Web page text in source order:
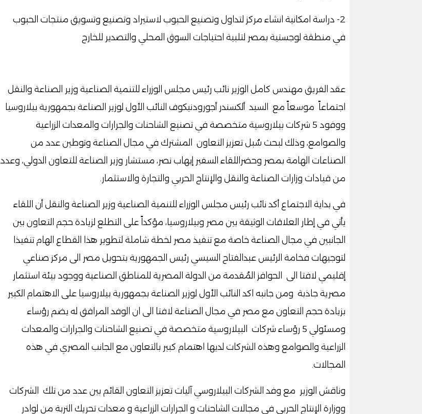
2- دراسة امكانية انشاء مركز لتداول وتصنيع الحبوب لاستيراد وتصنيع وتسويق منتجات الحبوب
في منطقة لوجستية بمصر لتلبية احتياجات السوق المحلي والتصدير للخارج
عقد الفريق مهندس كامل الوزير نائب رئيس مجلس الوزراء للتنمية الصناعية وزير الصناعة والنقل
اجتماعاً موسعاً مع السيد ألكسندر أجورودنيكوف النائب الأول لوزير الصناعة بجمهورية بيلاروسيا
ووفود 5 شركات بيلاروسية متخصصة في تصنيع الشاحنات والجرارات والمعدات الزراعية
والصوامع، وذلك لبحث سُبل تعزيز التعاون المشترك في مجال الصناعة وتوطين عدد من
الصناعات الهامة بمصر وحضراللقاء السفير إيهاب نصر، مستشار وزير الصناعة للتعاون الدولي، وعدد
من قيادات وزارات الصناعة والنقل والإنتاج الحربي والتجارة والاستثمار.
في بداية الاجتماع أكد نائب رئيس مجلس الوزراء للتنمية الصناعية وزير الصناعة والنقل أن اللقاء
يأتي في إطار العلاقات الوثيقة بين مصر وبيلاروسيا، مؤكداً على التطلع لزيادة حجم التعاون بين
الجانبين في مجال الصناعة خاصة مع تنفيذ مصر لخطة شاملة لتطوير هذا القطاع الهام تنفيذا
لتوجيهات فخامة الرئيس عبدالفتاح السيسي رئيس الجمهورية بتحويل مصر الى مركز صناعي
إقليمي لافتا الى الحوافز المُقدمة من الدولة المصرية للمناطق الصناعية ووجود بيئة استثمار
مصرية جاذبة ومن جانبه اكد النائب الأول لوزير الصناعة بجمهورية بيلاروسيا على الاهتمام الكبير
بزيادة حجم التعاون مع مصر في مجال الصناعة لافتا الى ان الوفد المرافق له يضم رؤساء
ومسئولي 5 رؤساء شركات البيلاروسية متخصصة في تصنيع الشاحنات والجرارات والمعدات
الزراعية والصوامع وهذه الشركات لديها اهتمام كبير بالتعاون مع الجانب المصري في هذه
المجالات.
وناقش الوزير مع وفد الشركات البيلاروسي آليات تعزيز التعاون القائم بين عدد من تلك الشركات
ووزارة الإنتاج الحربي في مجالات الشاحنات و الجرارات الزراعية و معدات تحريك التربة من لوادر